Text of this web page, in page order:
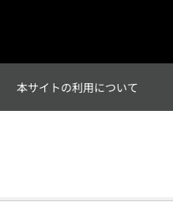
本サイトの利用について